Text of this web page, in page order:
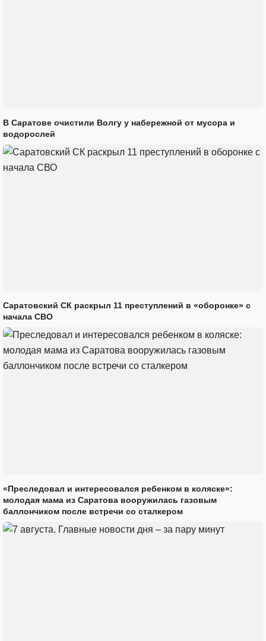
В Саратове очистили Волгу у набережной от мусора и
водорослей
Саратовский СК раскрыл 11 преступлений в «оборонке» с
начала СВО
«Преследовал и интересовался ребенком в коляске»:
молодая мама из Саратова вооружилась газовым
баллончиком после встречи со сталкером